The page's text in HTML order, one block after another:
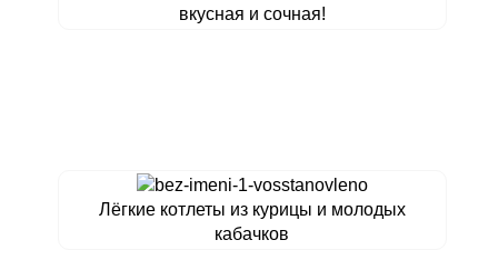
вкусная и сочная!
Лёгкие котлеты из курицы и молодых
кабачков